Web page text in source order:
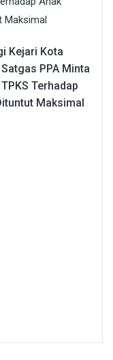
Kejari Kota
PPA Minta
Terhadap
Maksimal